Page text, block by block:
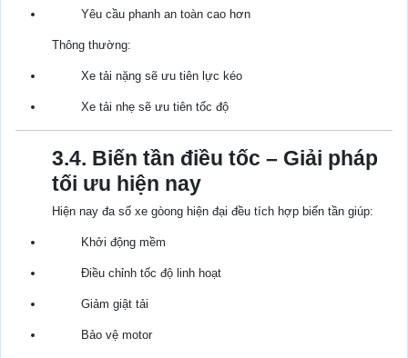
Yêu cầu phanh an toàn cao hơn
Thông thường:
Xe tải nặng sẽ ưu tiên lực kéo
Xe tải nhẹ sẽ ưu tiên tốc độ
3.4. Biến tần điều tốc – Giải pháp
tối ưu hiện nay
Hiện nay đa số xe gòong hiện đại đều tích hợp biến tần giúp:
Khởi động mềm
Điều chỉnh tốc độ linh hoạt
Giảm giật tải
Bảo vệ motor